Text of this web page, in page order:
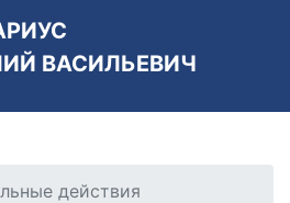
ВАСИЛЬЕВИЧ
действия